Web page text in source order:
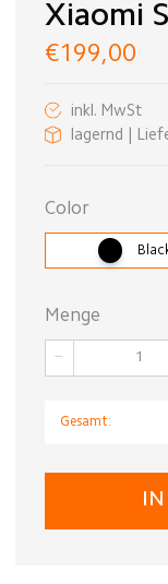
Xiaomi
€199,00
inkl. MwSt
lagernd |
Color
Menge
−
Gesamt:
IN